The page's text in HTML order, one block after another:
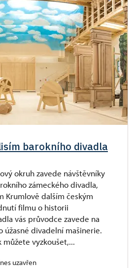
barokního divadla
okruh zavede návštěvníky
zámeckého divadla,
Krumlově dalším českým
filmu o historii
vás průvodce zavede na
úžasné divadelní mašinerie.
můžete vyzkoušet,...
uzavřen